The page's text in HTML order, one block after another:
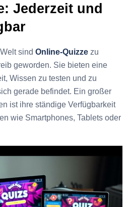
Jederzeit und
sind Online-Quizze zu
geworden. Sie bieten eine
Wissen zu testen und zu
gerade befindet. Ein großer
ist ihre ständige Verfügbarkeit
wie Smartphones, Tablets oder